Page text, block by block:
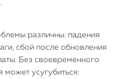
различны: падения
сбой после обновления
Без своевременного
может усугубиться: